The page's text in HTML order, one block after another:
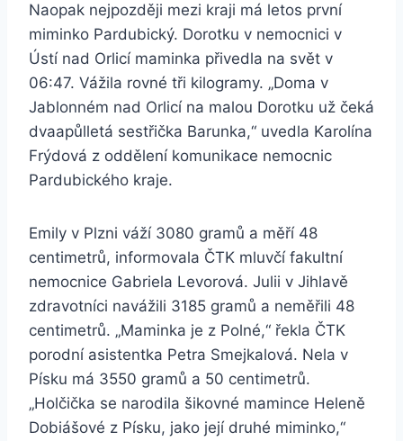
Naopak nejpozději mezi kraji má letos první
miminko Pardubický. Dorotku v nemocnici v
Ústí nad Orlicí maminka přivedla na svět v
06:47. Vážila rovné tři kilogramy. „Doma v
Jablonném nad Orlicí na malou Dorotku už čeká
dvaapůlletá sestřička Barunka,“ uvedla Karolína
Frýdová z oddělení komunikace nemocnic
Pardubického kraje.
Emily v Plzni váží 3080 gramů a měří 48
centimetrů, informovala ČTK mluvčí fakultní
nemocnice Gabriela Levorová. Julii v Jihlavě
zdravotníci navážili 3185 gramů a neměřili 48
centimetrů. „Maminka je z Polné,“ řekla ČTK
porodní asistentka Petra Smejkalová. Nela v
Písku má 3550 gramů a 50 centimetrů.
„Holčička se narodila šikovné mamince Heleně
Dobiášové z Písku, jako její druhé miminko,“